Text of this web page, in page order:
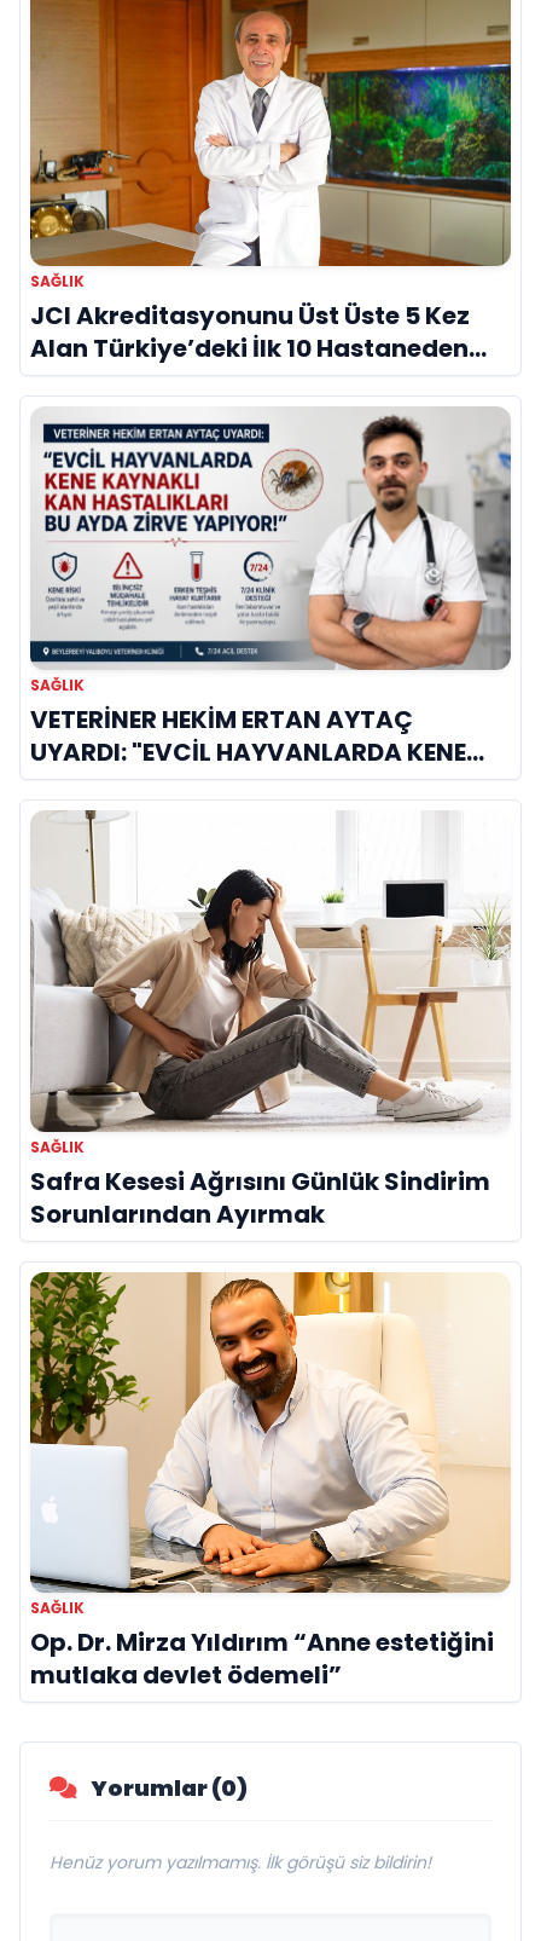
SAĞLIK
JCI Akreditasyonunu Üst Üste 5 Kez
Alan Türkiye’deki İlk 10 Hastaneden
Biri
SAĞLIK
VETERİNER HEKİM ERTAN AYTAÇ
UYARDI: "EVCİL HAYVANLARDA KENE
KAYNAKLI KAN HASTALIKLARI BU AYDA
ZİRVE YAPIYOR!"
SAĞLIK
Safra Kesesi Ağrısını Günlük Sindirim
Sorunlarından Ayırmak
SAĞLIK
Op. Dr. Mirza Yıldırım “Anne estetiğini
mutlaka devlet ödemeli”
Yorumlar (0)
Henüz yorum yazılmamış. İlk görüşü siz bildirin!